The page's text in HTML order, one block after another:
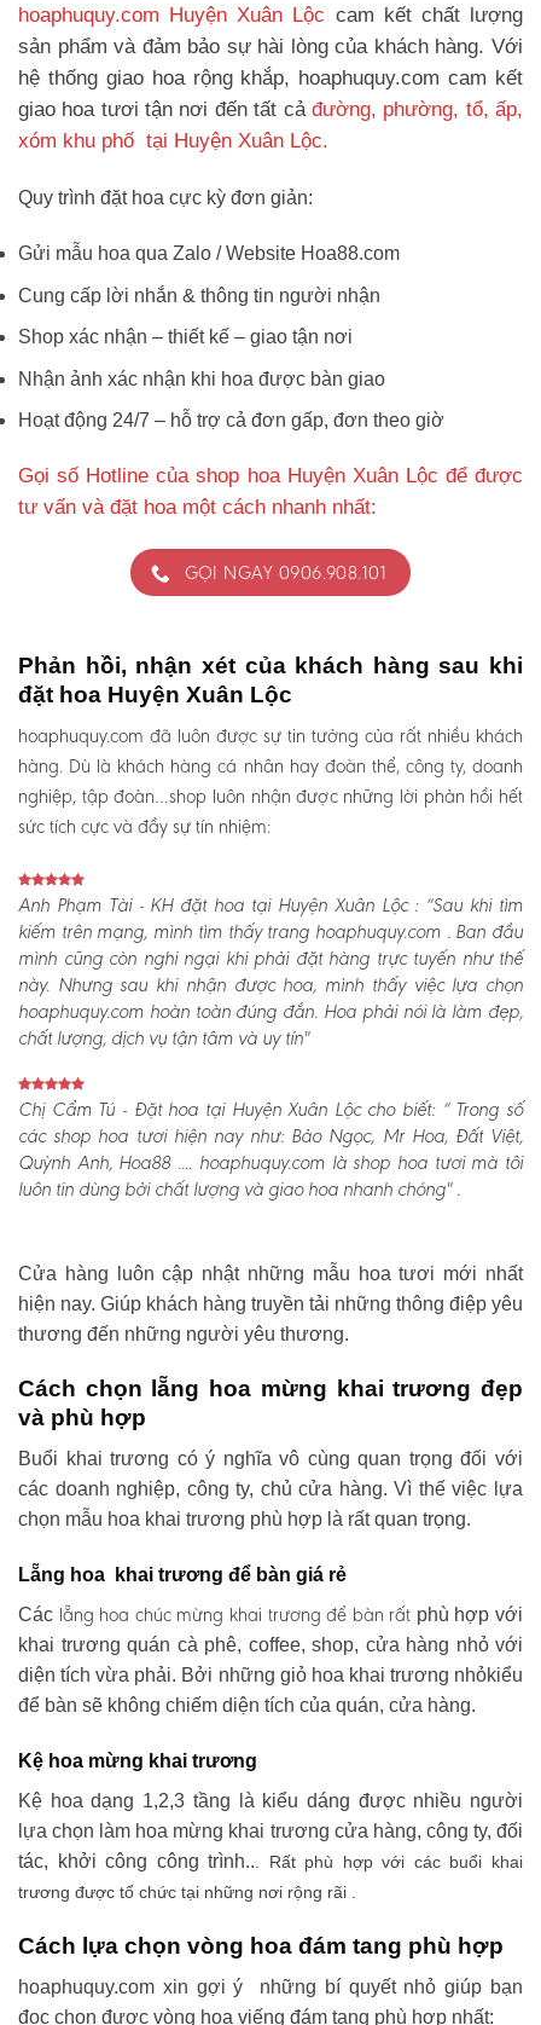
hoaphuquy.com Huyện Xuân Lộc cam kết chất lượng
sản phẩm và đảm bảo sự hài lòng của khách hàng. Với
hệ thống giao hoa rộng khắp, hoaphuquy.com cam kết
giao hoa tươi tận nơi đến tất cả đường, phường, tổ, ấp,
xóm khu phố tại Huyện Xuân Lộc.
Quy trình đặt hoa cực kỳ đơn giản:
Gửi mẫu hoa qua Zalo / Website Hoa88.com
Cung cấp lời nhắn & thông tin người nhận
Shop xác nhận – thiết kế – giao tận nơi
Nhận ảnh xác nhận khi hoa được bàn giao
Hoạt động 24/7 – hỗ trợ cả đơn gấp, đơn theo giờ
Gọi số Hotline của shop hoa Huyện Xuân Lộc để được
tư vấn và đặt hoa một cách nhanh nhất:
GỌI NGAY 0906.908.101
Phản hồi, nhận xét của khách hàng sau khi
đặt hoa Huyện Xuân Lộc
hoaphuquy.com đã luôn được sự tin tưởng của rất nhiều khách
hàng. Dù là khách hàng cá nhân hay đoàn thể, công ty, doanh
nghiệp, tập đoàn…shop luôn nhận được những lời phản hồi hết
sức tích cực và đầy sự tín nhiệm:
Anh Phạm Tài - KH đặt hoa tại Huyện Xuân Lộc :“Sau khi tìm
kiếm trên mạng, mình tìm thấy trang hoaphuquy.com . Ban đầu
mình cũng còn nghi ngại khi phải đặt hàng trực tuyến như thế
này. Nhưng sau khi nhận được hoa, mình thấy việc lựa chọn
hoaphuquy.com hoàn toàn đúng đắn. Hoa phải nói là làm đẹp,
chất lượng, dịch vụ tận tâm và uy tín"
Chị Cẩm Tú - Đặt hoa tại Huyện Xuân Lộc cho biết:“ Trong số
các shop hoa tươi hiện nay như: Bảo Ngọc, Mr Hoa, Đất Việt,
Quỳnh Anh, Hoa88 .... hoaphuquy.com là shop hoa tươi mà tôi
luôn tin dùng bởi chất lượng và giao hoa nhanh chóng" .
Cửa hàng luôn cập nhật những mẫu hoa tươi mới nhất
hiện nay. Giúp khách hàng truyền tải những thông điệp yêu
thương đến những người yêu thương.
Cách chọn lẵng hoa mừng khai trương đẹp
và phù hợp
Buổi khai trương có ý nghĩa vô cùng quan trọng đối với
các doanh nghiệp, công ty, chủ cửa hàng. Vì thế việc lựa
chọn mẫu hoa khai trương phù hợp là rất quan trọng.
Lẵng hoa khai trương để bàn giá rẻ
Các lẵng hoa chúc mừng khai trương để bàn rất phù hợp với
khai trương quán cà phê, coffee, shop, cửa hàng nhỏ với
diện tích vừa phải. Bởi những giỏ hoa khai trương nhỏkiểu
để bàn sẽ không chiếm diện tích của quán, cửa hàng.
Kệ hoa mừng khai trương
Kệ hoa dạng 1,2,3 tầng là kiểu dáng được nhiều người
lựa chọn làm hoa mừng khai trương cửa hàng, công ty, đối
tác, khởi công công trình.. . Rất phù hợp với các buổi khai
trương được tổ chức tại những nơi rộng rãi .
Cách lựa chọn vòng hoa đám tang phù hợp
hoaphuquy.com xin gợi ý những bí quyết nhỏ giúp bạn
đọc chọn được vòng hoa viếng đám tang phù hợp nhất: